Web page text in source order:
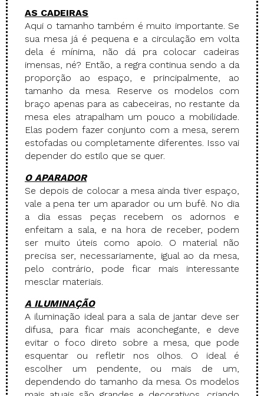
AS CADEIRAS
Aqui o tamanho também é muito importante. Se
sua mesa já é pequena e a circulação em volta
dela é mínima, não dá pra colocar cadeiras
imensas, né? Então, a regra continua sendo a da
proporção ao espaço, e principalmente, ao
tamanho da mesa. Reserve os modelos com
braço apenas para as cabeceiras, no restante da
mesa eles atrapalham um pouco a mobilidade.
Elas podem fazer conjunto com a mesa, serem
estofadas ou completamente diferentes. Isso vai
depender do estilo que se quer.
O APARADOR
Se depois de colocar a mesa ainda tiver espaço,
vale a pena ter um aparador ou um bufê. No dia
a dia essas peças recebem os adornos e
enfeitam a sala, e na hora de receber, podem
ser muito úteis como apoio. O material não
precisa ser, necessariamente, igual ao da mesa,
pelo contrário, pode ficar mais interessante
mesclar materiais.
A ILUMINAÇÃO
A iluminação ideal para a sala de jantar deve ser
difusa, para ficar mais aconchegante, e deve
evitar o foco direto sobre a mesa, que pode
esquentar ou refletir nos olhos. O ideal é
escolher um pendente, ou mais de um,
dependendo do tamanho da mesa. Os modelos